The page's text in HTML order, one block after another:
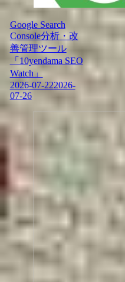
Google Search
Console分析・改
善管理ツール
「10yendama SEO
Watch」
2026-07-222026-
07-26